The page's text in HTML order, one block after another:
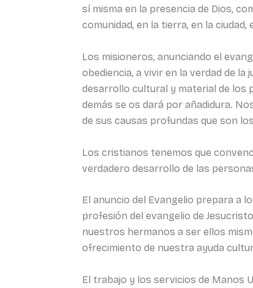
sí misma en la presencia de Dios,
comunidad, en la tierra, en la
Los misioneros, anunciando el
obediencia, a vivir en la verdad de
desarrollo cultural y material de los
demás se os dará por añadidura.
de sus causas profundas que son
Los cristianos tenemos que
verdadero desarrollo de las
El anuncio del Evangelio prepara a
profesión del evangelio de
nuestros hermanos a ser ellos
ofrecimiento de nuestra ayuda
El trabajo y los servicios de Manos